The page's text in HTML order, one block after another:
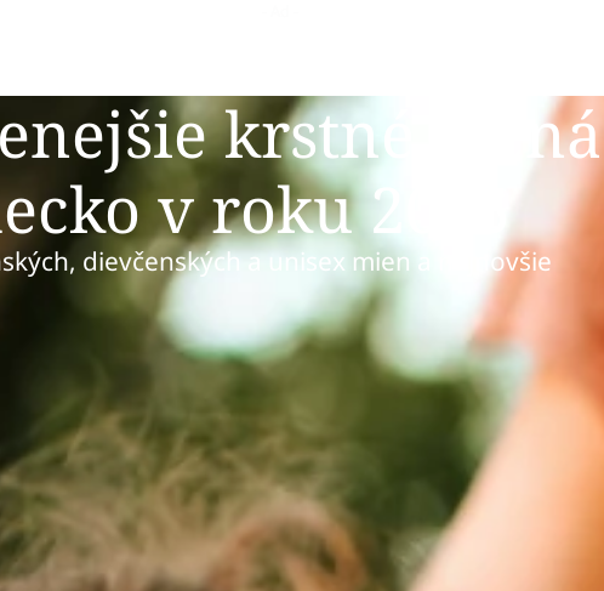
krstné mená
v roku 2025
dievčenských a unisex mien a najnovšie